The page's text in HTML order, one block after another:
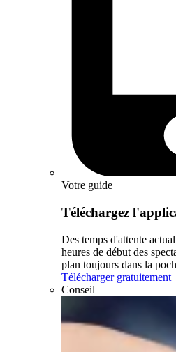
Votre guide
Téléchargez
Des temps d'attente
heures de début des
plan toujours dans la
Télécharger gratuitement
Conseil